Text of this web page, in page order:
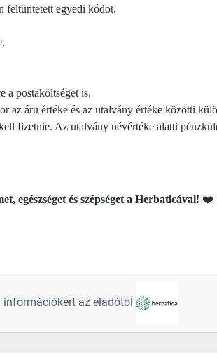
feltüntetett egyedi kódot.
a postaköltséget is.
az áru értéke és az utalvány értéke közötti
fizetnie. Az utalvány névértéke alatti
egészséget és szépséget a Herbaticával! ❤️
információkért az eladótól